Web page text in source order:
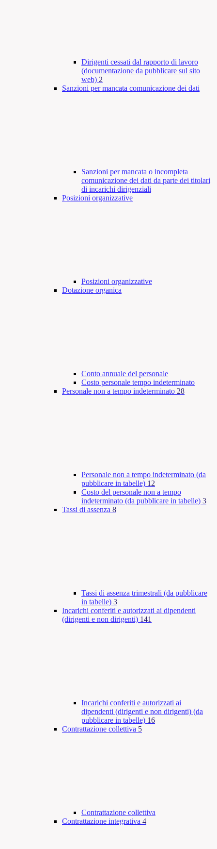
Dirigenti cessati dal rapporto di lavoro
(documentazione da pubblicare sul sito
web) 2
Sanzioni per mancata comunicazione dei dati
Sanzioni per mancata o incompleta
comunicazione dei dati da parte dei titolari
di incarichi dirigenziali
Posizioni organizzative
Posizioni organizzative
Dotazione organica
Conto annuale del personale
Costo personale tempo indeterminato
Personale non a tempo indeterminato 28
Personale non a tempo indeterminato (da
pubblicare in tabelle) 12
Costo del personale non a tempo
indeterminato (da pubblicare in tabelle) 3
Tassi di assenza 8
Tassi di assenza trimestrali (da pubblicare
in tabelle) 3
Incarichi conferiti e autorizzati ai dipendenti
(dirigenti e non dirigenti) 141
Incarichi conferiti e autorizzati ai
dipendenti (dirigenti e non dirigenti) (da
pubblicare in tabelle) 16
Contrattazione collettiva 5
Contrattazione collettiva
Contrattazione integrativa 4